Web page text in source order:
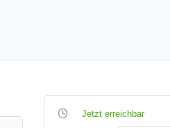
Jetzt erreichbar